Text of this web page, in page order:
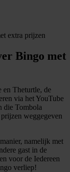
extra prijzen
Bingo met
en Theturtle, de
via het YouTube
die Tombola
weggegeven
namelijk met
gast in de
voor de Iedereen
verliep!